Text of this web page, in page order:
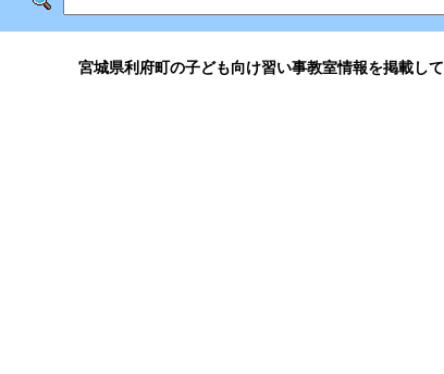
宮城県利府町の子ども向け習い事教室情報を掲載し